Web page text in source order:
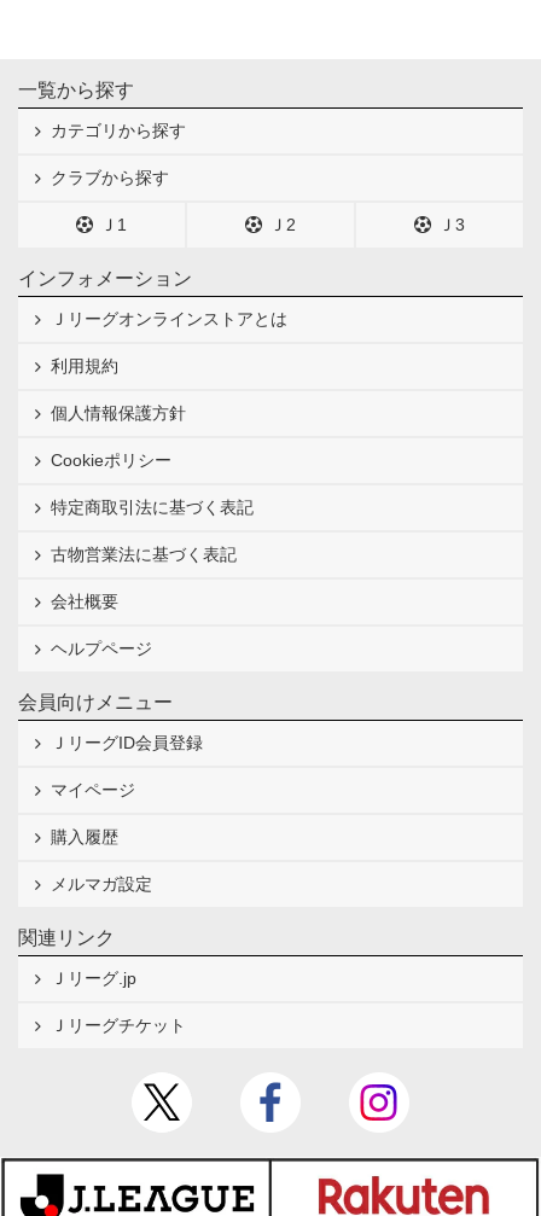
一覧から探す
カテゴリから探す
クラブから探す
Ｊ1 Ｊ2 Ｊ3
インフォメーション
Ｊリーグオンラインストアとは
利用規約
個人情報保護方針
Cookieポリシー
特定商取引法に基づく表記
古物営業法に基づく表記
会社概要
ヘルプページ
会員向けメニュー
ＪリーグID会員登録
マイページ
購入履歴
メルマガ設定
関連リンク
Ｊリーグ.jp
Ｊリーグチケット